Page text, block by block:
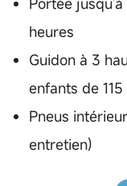
heures
Guidon à 3
enfants de
Pneus
entretien)